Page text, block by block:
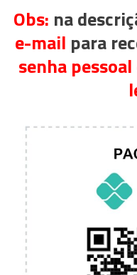
Obs: na
e-mail para
senha